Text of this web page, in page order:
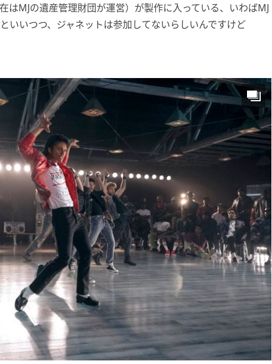
はMJの遺産管理財団が運営）が製作に入っている、いわばMJ
いいつつ、ジャネットは参加してないらしいんですけど